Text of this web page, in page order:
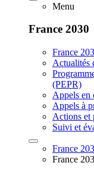
Menu
France 2030
France
Actualités
(PEPR)
Appels en
Appels à
Actions et
Suivi et
France
France